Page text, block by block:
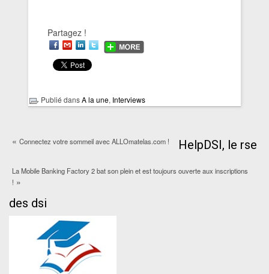
Partagez !
Publié dansA la une, Interviews
« Connectez votre sommeil avec ALLOmatelas.com !
La Mobile Banking Factory 2 bat son plein et est toujours ouverte aux inscriptions
! »
HelpDSI, le rse
des dsi